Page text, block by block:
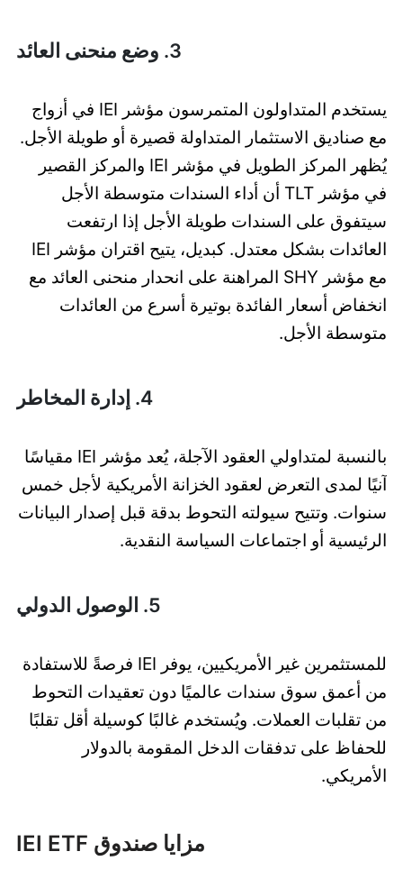
3. وضع منحنى العائد
يستخدم المتداولون المتمرسون مؤشر IEI في أزواج
مع صناديق الاستثمار المتداولة قصيرة أو طويلة الأجل.
يُظهر المركز الطويل في مؤشر IEI والمركز القصير
في مؤشر TLT أن أداء السندات متوسطة الأجل
سيتفوق على السندات طويلة الأجل إذا ارتفعت
العائدات بشكل معتدل. كبديل، يتيح اقتران مؤشر IEI
مع مؤشر SHY المراهنة على انحدار منحنى العائد مع
انخفاض أسعار الفائدة بوتيرة أسرع من العائدات
متوسطة الأجل.
4. إدارة المخاطر
بالنسبة لمتداولي العقود الآجلة، يُعد مؤشر IEI مقياسًا
آنيًا لمدى التعرض لعقود الخزانة الأمريكية لأجل خمس
سنوات. وتتيح سيولته التحوط بدقة قبل إصدار البيانات
الرئيسية أو اجتماعات السياسة النقدية.
5. الوصول الدولي
للمستثمرين غير الأمريكيين، يوفر IEI فرصةً للاستفادة
من أعمق سوق سندات عالميًا دون تعقيدات التحوط
من تقلبات العملات. ويُستخدم غالبًا كوسيلة أقل تقلبًا
للحفاظ على تدفقات الدخل المقومة بالدولار
الأمريكي.
مزايا صندوق IEI ETF